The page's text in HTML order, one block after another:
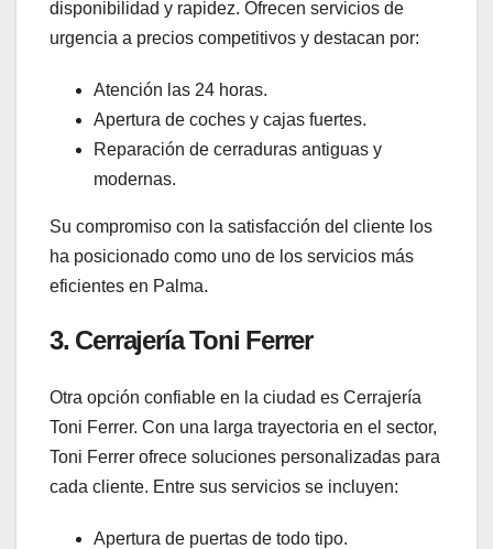
disponibilidad y rapidez. Ofrecen servicios de
urgencia a precios competitivos y destacan por:
Atención las 24 horas.
Apertura de coches y cajas fuertes.
Reparación de cerraduras antiguas y
modernas.
Su compromiso con la satisfacción del cliente los
ha posicionado como uno de los servicios más
eficientes en Palma.
3. Cerrajería Toni Ferrer
Otra opción confiable en la ciudad es Cerrajería
Toni Ferrer. Con una larga trayectoria en el sector,
Toni Ferrer ofrece soluciones personalizadas para
cada cliente. Entre sus servicios se incluyen:
Apertura de puertas de todo tipo.